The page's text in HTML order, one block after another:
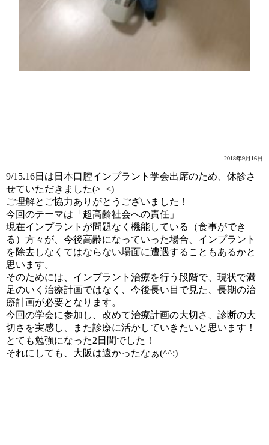
2018年9月16日
9/15.16日は日本口腔インプラント学会出席のため、休診さ
せていただきました(>_<)
ご理解とご協力ありがとうございました！
今回のテーマは「超高齢社会への責任」
現在インプラントが問題なく機能している（食事ができ
る）方々が、今後高齢になっていった場合、インプラント
を除去しなくてはならない場面に遭遇することもあるかと
思います。
そのためには、インプラント治療を行う段階で、現状で満
足のいく治療計画ではなく、今後長い目で見た、長期の治
療計画が必要となります。
今回の学会に参加し、改めて治療計画の大切さ、診断の大
切さを実感し、また診療に活かしていきたいと思います！
とても勉強になった2日間でした！
それにしても、大阪は遠かったなぁ(^^;)